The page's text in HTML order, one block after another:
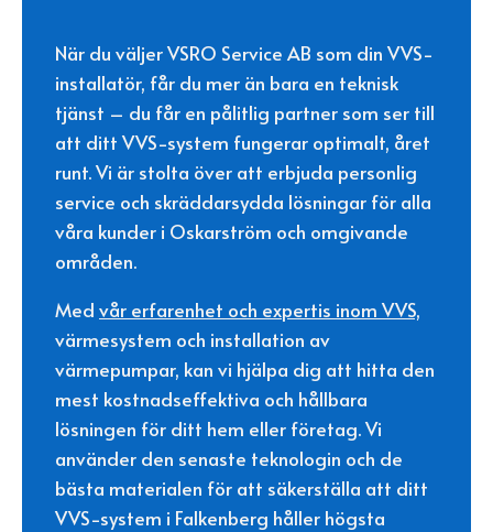
När du väljer VSRO Service AB som din VVS-
installatör, får du mer än bara en teknisk
tjänst – du får en pålitlig partner som ser till
att ditt VVS-system fungerar optimalt, året
runt. Vi är stolta över att erbjuda personlig
service och skräddarsydda lösningar för alla
våra kunder i Oskarström och omgivande
områden.
Med vår erfarenhet och expertis inom VVS,
värmesystem och installation av
värmepumpar, kan vi hjälpa dig att hitta den
mest kostnadseffektiva och hållbara
lösningen för ditt hem eller företag. Vi
använder den senaste teknologin och de
bästa materialen för att säkerställa att ditt
VVS-system i Falkenberg håller högsta